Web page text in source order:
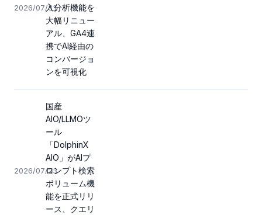
2026/07/31入分析機能を
大幅リニュー
アル、GA4連
携でAI経由の
コンバージョ
ンを可視化
2026/07/23
国産
AIO/LLMOツ
ール
「DolphinX
AIO」がAIプ
ロンプト検索
ボリューム機
能を正式リリ
ース、クエリ